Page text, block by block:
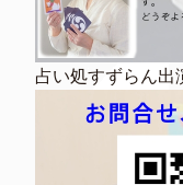
占い処すずらん出